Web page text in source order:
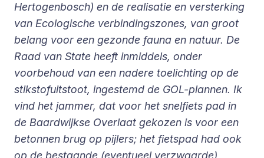
Hertogenbosch) en de realisatie en versterking
van Ecologische verbindingszones, van groot
belang voor een gezonde fauna en natuur. De
Raad van State heeft inmiddels, onder
voorbehoud van een nadere toelichting op de
stikstofuitstoot, ingestemd de GOL-plannen. Ik
vind het jammer, dat voor het snelfiets pad in
de Baardwijkse Overlaat gekozen is voor een
betonnen brug op pijlers; het fietspad had ook